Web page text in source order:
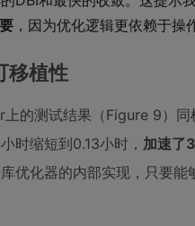
，因为优化逻辑更依赖于操
移植性
的测试结果（Figure 9）
时缩短到0.13小时， 加速了
优化器的内部实现，只要